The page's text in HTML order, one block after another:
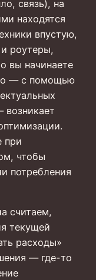
связь), на
находятся
впустую,
роутеры,
вы начинаете
— с помощью
возникает
при
чтобы
потребления
считаем,
текущей
расходы»
— где-то